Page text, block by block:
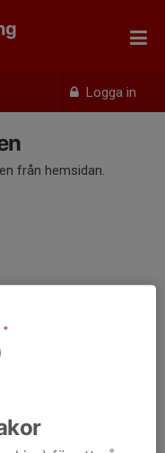
Logga in
från hemsidan.